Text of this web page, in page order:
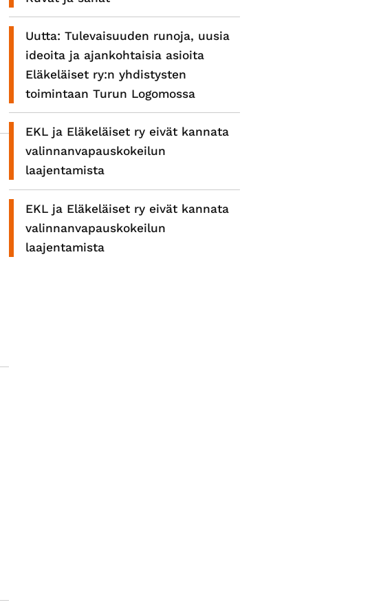
Uutta: Tulevaisuuden runoja, uusia
ideoita ja ajankohtaisia asioita
Eläkeläiset ry:n yhdistysten
toimintaan Turun Logomossa
EKL ja Eläkeläiset ry eivät kannata
valinnanvapauskokeilun
laajentamista
EKL ja Eläkeläiset ry eivät kannata
valinnanvapauskokeilun
laajentamista